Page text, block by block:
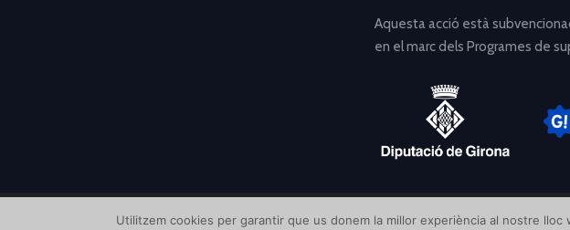
Aquesta acció està
en el marc dels Programes de
Utilitzem cookies per garantir que us donem la millor experiència al nostre